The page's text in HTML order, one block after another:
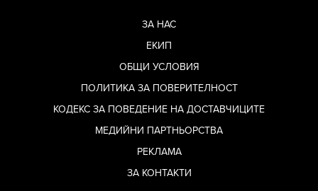
ЗА НАС
ЕКИП
ОБЩИ УСЛОВИЯ
ПОЛИТИКА ЗА ПОВЕРИТЕЛНОСТ
КОДЕКС ЗА ПОВЕДЕНИЕ НА ДОСТАВЧИЦИТЕ
МЕДИЙНИ ПАРТНЬОРСТВА
РЕКЛАМА
ЗА КОНТАКТИ